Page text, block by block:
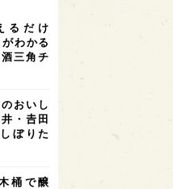
山県 6
根県 5
るだけ
わかる
三角チ
おいし
・𠮷田
ぼりた
桶で醸